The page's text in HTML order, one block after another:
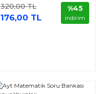
320,00 TL
176,00 TL
%45
indirim